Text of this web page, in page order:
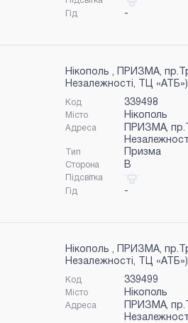
Гід
-
Нікополь , ПРИЗМА,
Незалежності, ТЦ «АТБ»)
Код 339498
Місто Нікополь
Адреса
ПРИЗМА,
Тип Призма
Сторона B
Підсвітка
Гід
-
Нікополь , ПРИЗМА,
Незалежності, ТЦ «АТБ»)
Код 339499
Місто Нікополь
Адреса
ПРИЗМА,